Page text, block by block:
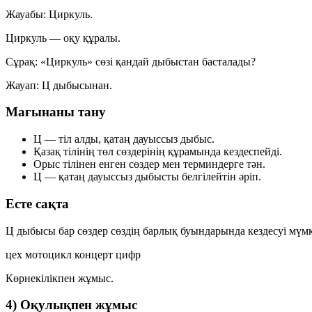
Жауабы: Циркуль.
Циркуль — оқу құралы.
Сұрақ: «Циркуль» сөзі қандай дыбыстан басталады?
Жауап: Ц дыбысынан.
Мағынаны тану
Ц — тіл алды, қатаң дауыссыз дыбыс.
Қазақ тілінің төл сөздерінің құрамында кездеспейді.
Орыс тілінен енген сөздер мен терминдерге тән.
Ц — қатаң дауыссыз дыбысты белгілейтін әріп.
Есте сақта
Ц дыбысы бар сөздер сөздің барлық буындарында кездесуі
цех мотоцикл концерт цифр
Көрнекілікпен жұмыс.
4) Оқулықпен жұмыс